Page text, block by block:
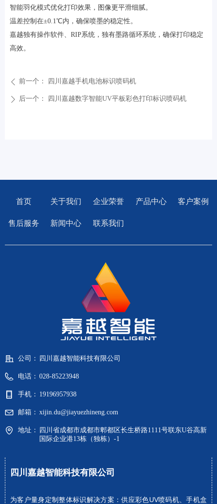
智能羽化模式优化打印效果，图像更平滑细腻。
温差控制在±0.1℃内，确保喷墨的稳定性。
嘉越独有操作软件、RIP系统，独有墨路循环系统，确保打印稳定
高效。
ꄴ 前一个： 四川嘉越手机电池标识喷码机
ꄲ 后一个： 四川嘉越数字智能UV平板彩色打印标识喷码机
四川嘉越智能科技有限公司
为客户量身定制整体标识解决方案：供应彩色UV喷码机、手机盒
公司： 四川嘉越智能科技有限公司
电话： 028-85223948
手机： 19196957938
邮箱： xijin.du@jiayuezhineng.com
地址：
四川省成都市成都市郫都区长生桥路1111号联东U谷高新
国际企业港13栋（独栋）-1
首页 关于我们 产品中心 客户案例
售后服务 新闻中心 联系我们
企业荣誉